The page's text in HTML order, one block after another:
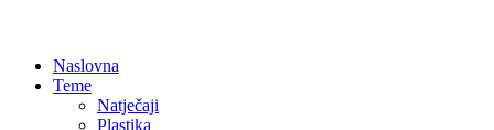
Naslovna
Teme
Natječaji
Plastika